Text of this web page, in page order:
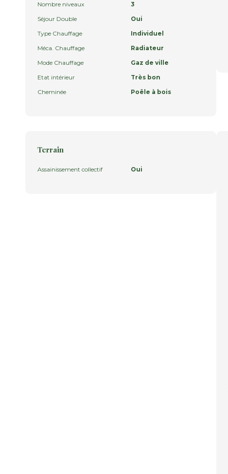
Nombre niveaux
3
Séjour Double
Oui
Type Chauffage
Individuel
Méca. Chauffage
Radiateur
Mode Chauffage
Gaz de ville
Etat intérieur
Très bon
Cheminée
Poêle à bois
Terrain
Assainissement collectif Oui